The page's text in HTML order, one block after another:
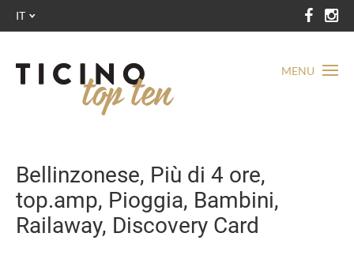
MENU
IT
Bellinzonese, Più di 4 ore,
top.amp, Pioggia, Bambini,
Railaway, Discovery Card